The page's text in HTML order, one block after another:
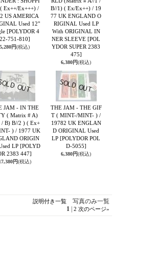
Ex++/Ex+++) /
US AMERICA
Used 12"
[POLYDOR 4
22-751-810]
5,280円(税込)
B//1) ( Ex/Ex++) / 19
77 UK ENGLAND O
RIGINAL Used LP
With ORIGINAL IN
NER SLEEVE [POL
YDOR SUPER 2383
475]
6,380円(税込)
JAM - IN THE
( Matrix # A)
/ B) B//2 ) ( Ex+
) / 1977 UK
ORIGIN
LP [POLYD
2383 447]
円(税込)
THE JAM - THE GIF
T ( MINT-/MINT- ) /
19782 UK ENGLAN
D ORIGINAL Used
LP [POLYDOR POL
D-5055]
6,380円(税込)
説明付き一覧写真のみ一覧
1| 2 次のページ»